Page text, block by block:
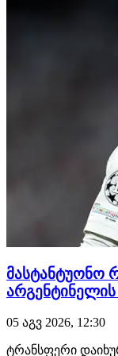
მასტანტუონო
05 აგვ 2026, 12:30
ტრანსფერი